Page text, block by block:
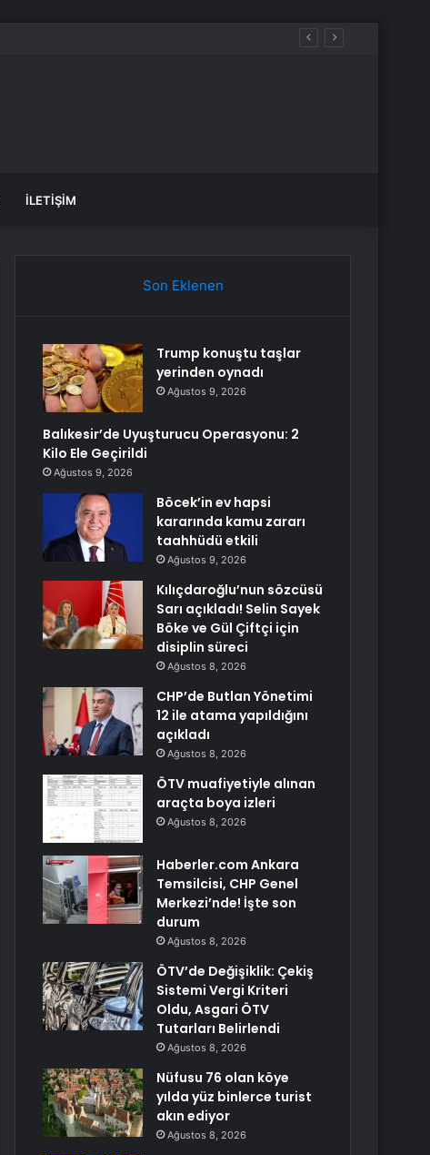
İLETIŞIM
Son Eklenen
Trump konuştu taşlar
yerinden oynadı
Ağustos 9, 2026
Balıkesir’de Uyuşturucu Operasyonu: 2
Kilo Ele Geçirildi
Ağustos 9, 2026
Böcek’in ev hapsi
kararında kamu zararı
taahhüdü etkili
Ağustos 9, 2026
Kılıçdaroğlu’nun sözcüsü
Sarı açıkladı! Selin Sayek
Böke ve Gül Çiftçi için
disiplin süreci
Ağustos 8, 2026
CHP’de Butlan Yönetimi
12 ile atama yapıldığını
açıkladı
Ağustos 8, 2026
ÖTV muafiyetiyle alınan
araçta boya izleri
Ağustos 8, 2026
Haberler.com Ankara
Temsilcisi, CHP Genel
Merkezi’nde! İşte son
durum
Ağustos 8, 2026
ÖTV’de Değişiklik: Çekiş
Sistemi Vergi Kriteri
Oldu, Asgari ÖTV
Tutarları Belirlendi
Ağustos 8, 2026
Nüfusu 76 olan köye
yılda yüz binlerce turist
akın ediyor
Ağustos 8, 2026